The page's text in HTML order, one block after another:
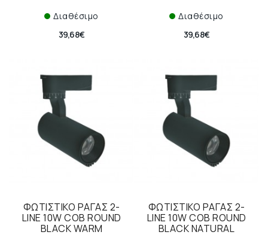
Διαθέσιμο
39,68€
Διαθέσιμο
39,68€
ΦΩΤΙΣΤΙΚΟ ΡΑΓΑΣ 2-
LINE 10W COB ROUND
BLACK WARM
ΦΩΤΙΣΤΙΚΟ ΡΑΓΑΣ 2-
LINE 10W COB ROUND
BLACK NATURAL